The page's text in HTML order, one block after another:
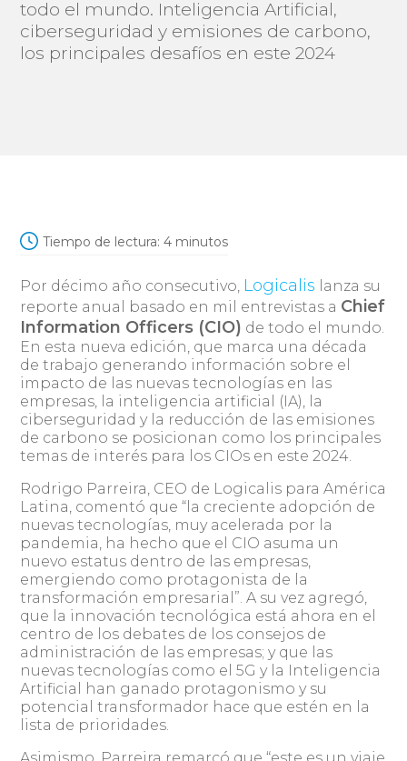
todo el mundo. Inteligencia Artificial,
ciberseguridad y emisiones de carbono,
los principales desafíos en este 2024
Tiempo de lectura: 4 minutos
Por décimo año consecutivo, Logicalis lanza su
reporte anual basado en mil entrevistas a Chief
Information Officers (CIO) de todo el mundo.
En esta nueva edición, que marca una década
de trabajo generando información sobre el
impacto de las nuevas tecnologías en las
empresas, la inteligencia artificial (IA), la
ciberseguridad y la reducción de las emisiones
de carbono se posicionan como los principales
temas de interés para los CIOs en este 2024.
Rodrigo Parreira, CEO de Logicalis para América
Latina, comentó que “la creciente adopción de
nuevas tecnologías, muy acelerada por la
pandemia, ha hecho que el CIO asuma un
nuevo estatus dentro de las empresas,
emergiendo como protagonista de la
transformación empresarial”. A su vez agregó,
que la innovación tecnológica está ahora en el
centro de los debates de los consejos de
administración de las empresas; y que las
nuevas tecnologías como el 5G y la Inteligencia
Artificial han ganado protagonismo y su
potencial transformador hace que estén en la
lista de prioridades.
Asimismo, Parreira remarcó que “este es un viaje